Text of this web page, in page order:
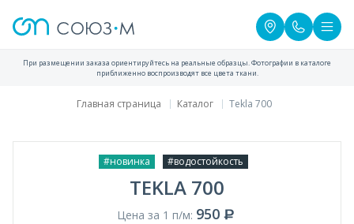
При размещении заказа ориентируйтесь на реальные образцы. Фотографии в каталоге
приближенно воспроизводят все цвета ткани.
Главная страница Каталог Tekla 700
#новинка #водостойкость
TEKLA 700
Цена за 1 п/м: 950